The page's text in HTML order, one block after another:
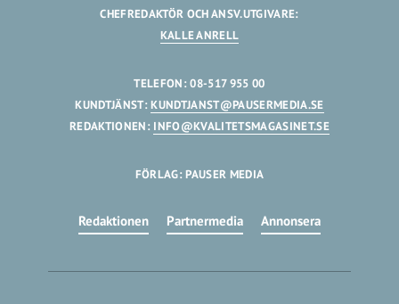
CHEFREDAKTÖR OCH ANSV.UTGIVARE:
KALLE ANRELL
TELEFON: 08-517 955 00
KUNDTJÄNST:KUNDTJANST@PAUSERMEDIA.SE
REDAKTIONEN: INFO@KVALITETSMAGASINET.SE
FÖRLAG: PAUSER MEDIA
Redaktionen Partnermedia Annonsera